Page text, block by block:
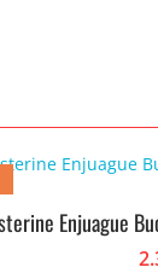
Enjuague